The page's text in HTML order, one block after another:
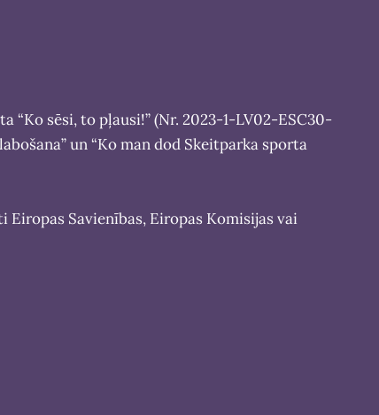
sēsi, to pļausi!” (Nr. 2023-1-LV02-ESC30-
un “Ko man dod Skeitparka sporta
Savienības, Eiropas Komisijas vai